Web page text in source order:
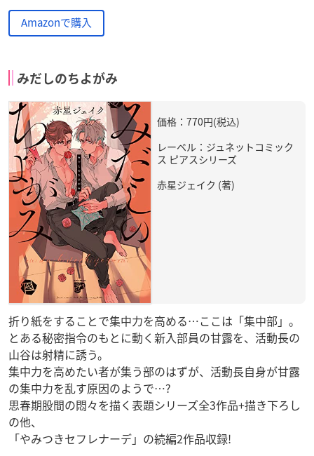
Amazonで購入
みだしのちよがみ
価格：770円(税込)
レーベル：ジュネットコミック
ス ピアスシリーズ
赤星ジェイク (著)
折り紙をすることで集中力を高める…ここは「集中部」。
とある秘密指令のもとに動く新入部員の甘露を、活動長の
山谷は射精に誘う。
集中力を高めたい者が集う部のはずが、活動長自身が甘露
の集中力を乱す原因のようで…?
思春期股間の悶々を描く表題シリーズ全3作品+描き下ろし
の他、
「やみつきセフレナーデ」の続編2作品収録!